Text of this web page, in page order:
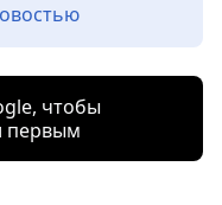
чтобы
первым